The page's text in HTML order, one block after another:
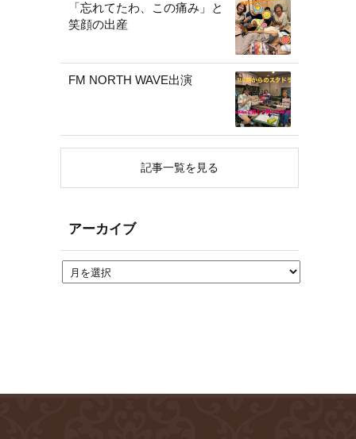
「忘れてたわ、この痛み」と
笑顔の出産
FM NORTH WAVE出演
記事一覧を見る
アーカイブ